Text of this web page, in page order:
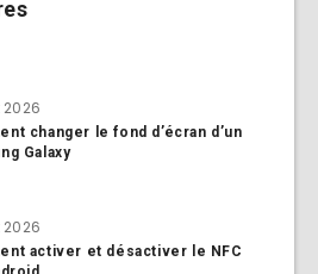
changer le fond d’écran d’un
Galaxy
activer et désactiver le NFC